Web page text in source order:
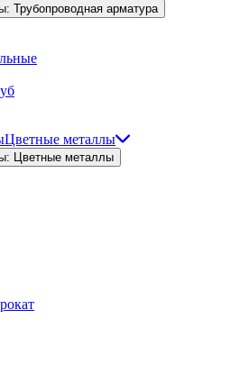
Трубопроводная арматура
Цветные металлы
Цветные металлы